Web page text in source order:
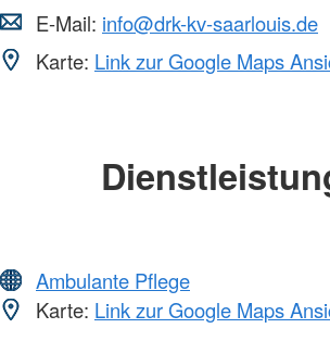
E-Mail: info@drk-kv-saarlouis.de
Karte: Link zur Google Maps
Ambulante Pflege
Karte: Link zur Google Maps